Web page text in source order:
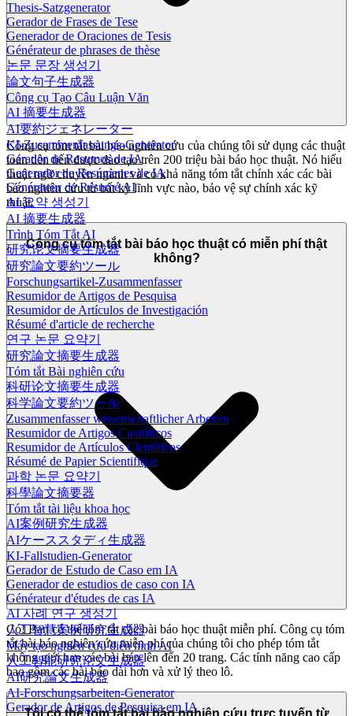
Thesis-Satzgenerator
Gerador de Frases de Tese
Generador de Oraciones de Tesis
Générateur de phrases de thèse
논문 문장 생성기
論文句子生成器
Công cụ Tạo Câu Luận Văn
AI 摘要生成器
AI要約ジェネレーター
KI-Zusammenfassungs-Generator
Gerador de Resumos de IA
Generador de Resúmenes de IA
Générateur de Résumé AI
AI 요약 생성기
AI 摘要生成器
Trình Tóm Tắt AI
研究论文摘要生成器
研究論文要約ツール
Forschungsartikel-Zusammenfasser
Resumidor de Artigos de Pesquisa
Resumidor de Artículos de Investigación
Résumé d'article de recherche
연구 논문 요약기
研究論文摘要生成器
Tóm tắt Bài nghiên cứu
科研论文摘要生成器
科学論文要約ツール
Zusammenfasser wissenschaftlicher Arbeiten
Resumidor de Artigos Científicos
Resumidor de Artículos Científicos
Résumé de Papier Scientifique
과학 논문 요약기
科學論文摘要器
Tóm tắt tài liệu khoa học
AI案例研究生成器
AIケーススタディ生成器
KI-Fallstudien-Generator
Gerador de Estudo de Caso em IA
Generador de estudios de caso con IA
Générateur d'études de cas IA
AI 사례 연구 생성기
人工智慧案例研究生成器
Máy tạo nghiên cứu điển hình AI
人工智能研究论文生成器
AI研究論文生成器
AI-Forschungsarbeiten-Generator
Gerador de Artigos de Pesquisa em IA
Công cụ tóm tắt bài báo nghiên cứu của chúng tôi sử dụng các thuật
toán tiên tiến được đào tạo trên 200 triệu bài báo học thuật. Nó hiểu
thuật ngữ chuyên ngành và có khả năng tóm tắt chính xác các bài
báo nghiên cứu từ bất kỳ lĩnh vực nào, bảo vệ sự chính xác kỹ
thuật.
Công cụ tóm tắt bài báo học thuật có miễn phí thật
không?
Có! Bạn có thể tóm tắt các bài báo học thuật miễn phí. Công cụ tóm
tắt bài báo nghiên cứu miễn phí của chúng tôi cho phép tóm tắt
không giới hạn các bài báo lên đến 20 trang. Các tính năng cao cấp
bao gồm các bài báo dài hơn và xử lý theo lô.
Tôi có thể tóm tắt bài báo nghiên cứu trực tuyến từ